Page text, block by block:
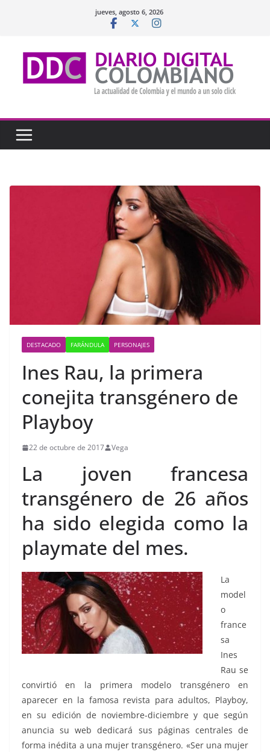
jueves, agosto 6, 2026
DESTACADO FARÁNDULA PERSONAJES
Ines Rau, la primera
conejita transgénero de
Playboy
22 de octubre de 2017 Vega
La joven francesa
transgénero de 26 años
ha sido elegida como la
playmate del mes.
La
model
o
france
sa
Ines
Rau se
convirtió en la primera modelo transgénero en
aparecer en la famosa revista para adultos, Playboy,
en su edición de noviembre-diciembre y que según
anuncia su web dedicará sus páginas centrales de
forma inédita a una mujer transgénero. «Ser una mujer